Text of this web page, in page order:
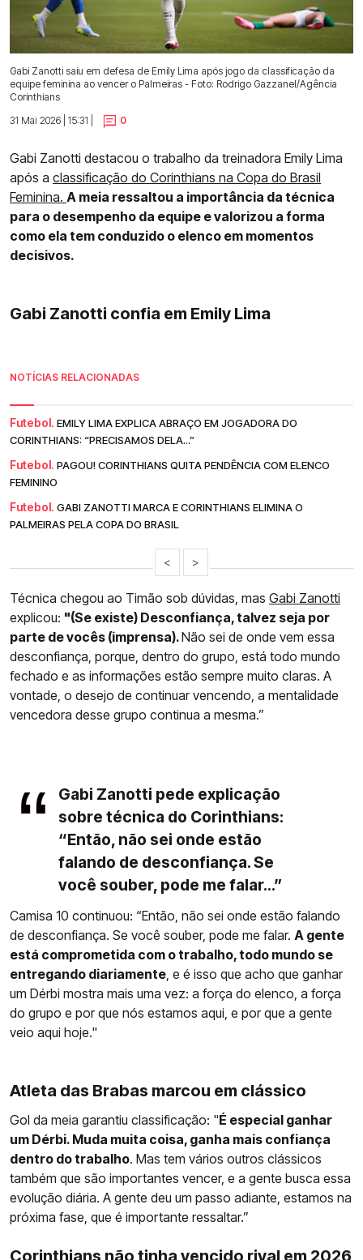
Gabi Zanotti saiu em defesa de Emily Lima após jogo da classificação da
equipe feminina ao vencer o Palmeiras - Foto: Rodrigo Gazzanel/Agência
Corinthians
31 Mai 2026 | 15:31 |
0
Gabi Zanotti destacou o trabalho da treinadora Emily Lima
após a classificação do Corinthians na Copa do Brasil
Feminina. A meia ressaltou a importância da técnica
para o desempenho da equipe e valorizou a forma
como ela tem conduzido o elenco em momentos
decisivos.
Gabi Zanotti confia em Emily Lima
NOTÍCIAS RELACIONADAS
Futebol. EMILY LIMA EXPLICA ABRAÇO EM JOGADORA DO
CORINTHIANS: “PRECISAMOS DELA...”
Futebol. PAGOU! CORINTHIANS QUITA PENDÊNCIA COM ELENCO
FEMININO
Futebol. GABI ZANOTTI MARCA E CORINTHIANS ELIMINA O
PALMEIRAS PELA COPA DO BRASIL
< >
Técnica chegou ao Timão sob dúvidas, mas Gabi Zanotti
explicou: "(Se existe) Desconfiança, talvez seja por
parte de vocês (imprensa).Não sei de onde vem essa
desconfiança, porque, dentro do grupo, está todo mundo
fechado e as informações estão sempre muito claras. A
vontade, o desejo de continuar vencendo, a mentalidade
vencedora desse grupo continua a mesma.”
Gabi Zanotti pede explicação
sobre técnica do Corinthians:
“Então, não sei onde estão
falando de desconfiança. Se
você souber, pode me falar...”
Camisa 10 continuou: “Então, não sei onde estão falando
de desconfiança. Se você souber, pode me falar. A gente
está comprometida com o trabalho, todo mundo se
entregando diariamente, e é isso que acho que ganhar
um Dérbi mostra mais uma vez: a força do elenco, a força
do grupo e por que nós estamos aqui, e por que a gente
veio aqui hoje."
Atleta das Brabas marcou em clássico
Gol da meia garantiu classificação: "É especial ganhar
um Dérbi. Muda muita coisa, ganha mais confiança
dentro do trabalho. Mas tem vários outros clássicos
também que são importantes vencer, e a gente busca essa
evolução diária. A gente deu um passo adiante, estamos na
próxima fase, que é importante ressaltar.”
Corinthians não tinha vencido rival em 2026